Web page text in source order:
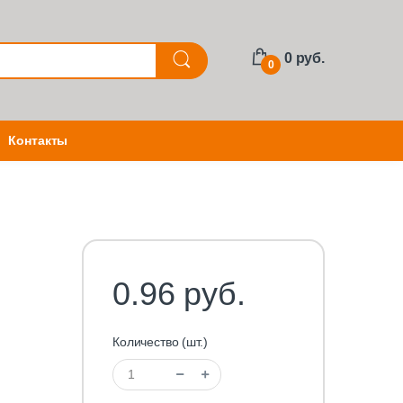
0 0 руб.
Контакты
0.96 руб.
Количество (шт.)